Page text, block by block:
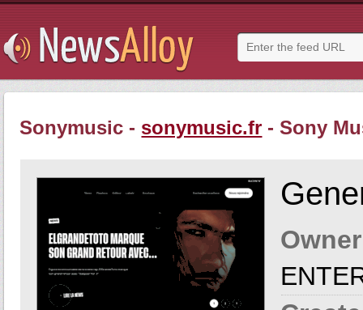
Sonymusic - sonymusic.fr - Sony